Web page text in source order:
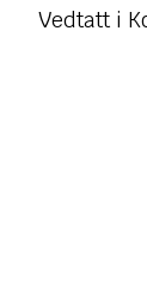
Vedtatt i